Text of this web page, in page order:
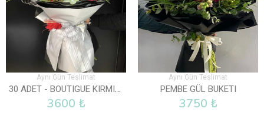
Aynı Gün Teslimat
30 ADET - BOUTIGUE KIRMIZI GÜL BUKETI
3600 ₺
Aynı Gün Teslimat
PEMBE GÜL BUKETI
3750 ₺